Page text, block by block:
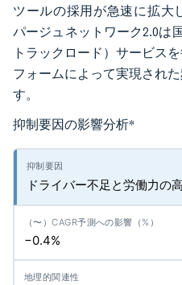
ツールの採用が急速に拡大
パージュネットワーク2.0は
トラックロード）サービス
フォームによって実現され
す。
抑制要因の影響分析*
ドライバー不足と労働力の
−0.4%